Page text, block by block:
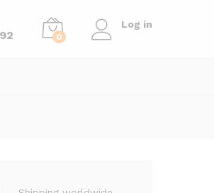
0
Log in